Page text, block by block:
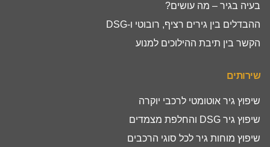
בעיה בגיר – מה עושים?
ההבדלים בין גירים רציף, רובוטי ו-DSG
הקשר בין תיבת ההילוכים למנוע
שירותים
שיפוץ גיר אוטומטי לרכבי יוקרה
שיפוץ גיר DSG והחלפת מצמדים
שיפוץ מוחות גיר לכל סוגי הרכבים